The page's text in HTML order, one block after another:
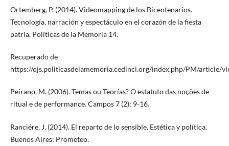
Ortemberg, P. (2014). Videomapping de los Bicentenarios.
Tecnología, narración y espectáculo en el corazón de la fiesta
patria. Políticas de la Memoria 14.
Recuperado de
https://ojs.politicasdelamemoria.cedinci.org/index.php/PM/article/
Peirano, M. (2006). Temas ou Teorías? O estatuto das noções de
ritual e de performance. Campos 7 (2): 9-16.
Ranciére, J. (2014). El reparto de lo sensible. Estética y política.
Buenos Aires: Prometeo.